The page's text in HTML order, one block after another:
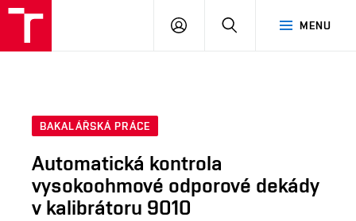
MENU
PŘIHLÁSIT
BAKALÁŘSKÁ PRÁCE
Automatická kontrola
vysokoohmové odporové dekády
v kalibrátoru 9010